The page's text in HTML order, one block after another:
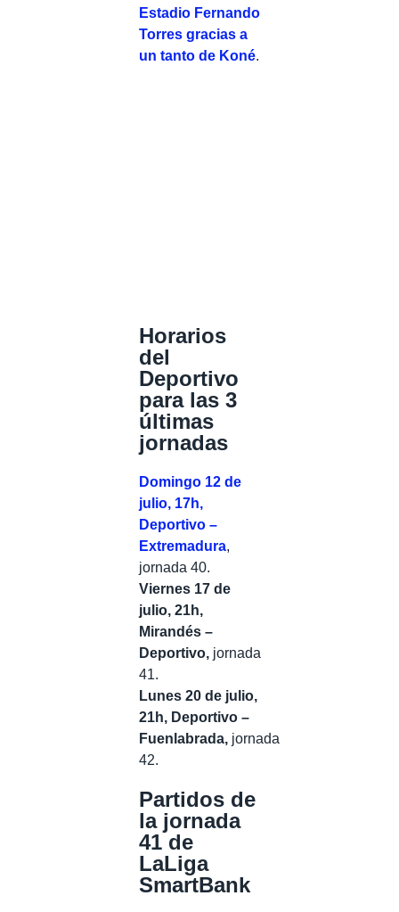
Estadio Fernando
Torres gracias a
un tanto de Koné.
Horarios
del
Deportivo
para las 3
últimas
jornadas
Domingo 12 de
julio, 17h,
Deportivo –
Extremadura,
jornada 40.
Viernes 17 de
julio, 21h,
Mirandés –
Deportivo, jornada
41.
Lunes 20 de julio,
21h, Deportivo –
Fuenlabrada, jornada
42.
Partidos de
la jornada
41 de
LaLiga
SmartBank